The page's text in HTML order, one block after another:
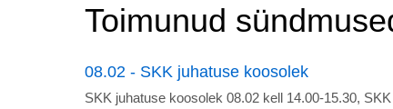
Toimunud
08.02 - SKK juhatuse koosolek
SKK juhatuse koosolek 08.02 kell 14.00-15.30,